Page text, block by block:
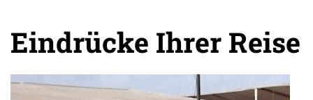
Eindrücke Ihrer Reise